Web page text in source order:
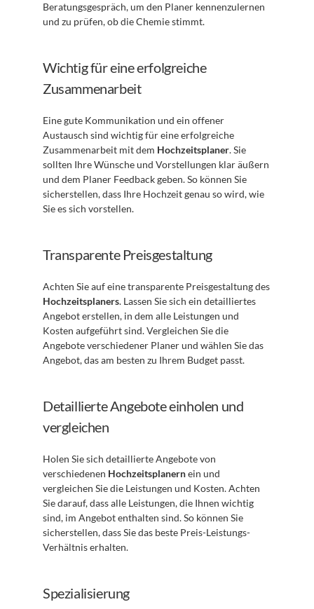
Beratungsgespräch, um den Planer kennenzulernen
und zu prüfen, ob die Chemie stimmt.
Wichtig für eine erfolgreiche
Zusammenarbeit
Eine gute Kommunikation und ein offener
Austausch sind wichtig für eine erfolgreiche
Zusammenarbeit mit dem Hochzeitsplaner. Sie
sollten Ihre Wünsche und Vorstellungen klar äußern
und dem Planer Feedback geben. So können Sie
sicherstellen, dass Ihre Hochzeit genau so wird, wie
Sie es sich vorstellen.
Transparente Preisgestaltung
Hochzeitsplaners. Lassen Sie sich ein detailliertes
Angebot erstellen, in dem alle Leistungen und
Kosten aufgeführt sind. Vergleichen Sie die
Angebote verschiedener Planer und wählen Sie das
Angebot, das am besten zu Ihrem Budget passt.
Detaillierte Angebote einholen und
vergleichen
Holen Sie sich detaillierte Angebote von
verschiedenen Hochzeitsplanern ein und
vergleichen Sie die Leistungen und Kosten. Achten
Sie darauf, dass alle Leistungen, die Ihnen wichtig
sind, im Angebot enthalten sind. So können Sie
sicherstellen, dass Sie das beste Preis-Leistungs-
Verhältnis erhalten.
Spezialisierung